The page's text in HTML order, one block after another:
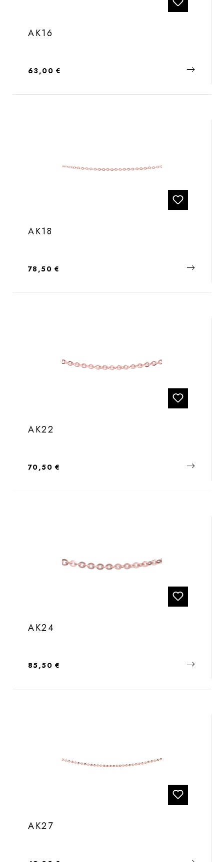
AK16
Regulärer Preis:
63,00 €
AK18
Regulärer Preis:
78,50 €
AK22
Regulärer Preis:
70,50 €
AK24
Regulärer Preis:
85,50 €
AK27